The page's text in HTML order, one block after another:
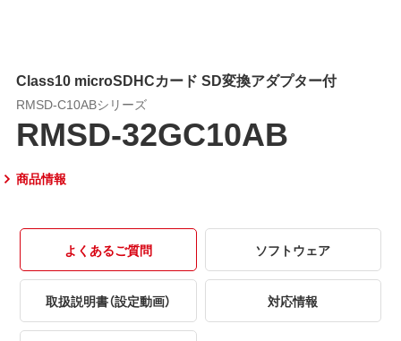
Class10 microSDHCカード SD変換アダプター付
RMSD-C10ABシリーズ
RMSD-32GC10AB
商品情報
よくあるご質問 ソフトウェア
取扱説明書（設定動画） 対応情報